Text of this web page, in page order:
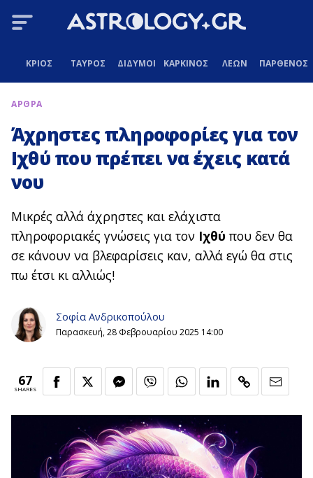
ΚΡΙΟΣ ΤΑΥΡΟΣ ΔΙΔΥΜΟΙ ΚΑΡΚΙΝΟΣ ΛΕΩΝ ΠΑΡΘΕΝΟΣ
ΑΡΘΡΑ
Άχρηστες πληροφορίες για τον
Ιχθύ που πρέπει να έχεις κατά
νου
Μικρές αλλά άχρηστες και ελάχιστα
πληροφοριακές γνώσεις για τον Ιχθύ που δεν θα
σε κάνουν να βλεφαρίσεις καν, αλλά εγώ θα στις
πω έτσι κι αλλιώς!
Σοφία Ανδρικοπούλου
Παρασκευή, 28 Φεβρουαρίου 2025 14:00
67
SHARES